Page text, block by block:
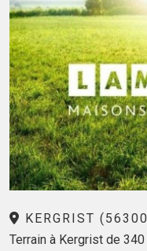
KERGRIST
Terrain à Kergrist de 340